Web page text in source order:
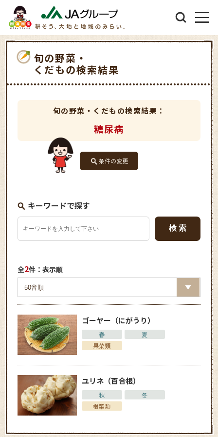
旬の野菜・
くだもの検索結果
旬の野菜・くだもの検索結果：
糖尿病
条件の変更
キーワードで探す
全2件：表示順
ゴーヤー（にがうり）
春
夏
果菜類
ユリネ（百合根）
秋
冬
根菜類